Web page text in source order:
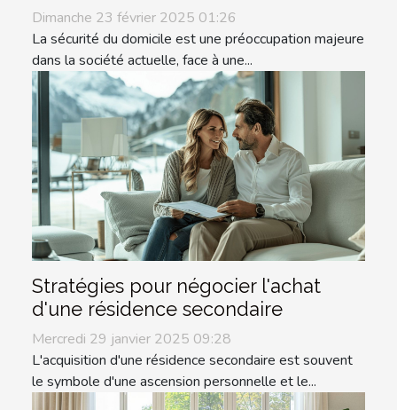
Dimanche 23 février 2025 01:26
La sécurité du domicile est une préoccupation majeure
dans la société actuelle, face à une...
Stratégies pour négocier l'achat
d'une résidence secondaire
Mercredi 29 janvier 2025 09:28
L'acquisition d'une résidence secondaire est souvent
le symbole d'une ascension personnelle et le...